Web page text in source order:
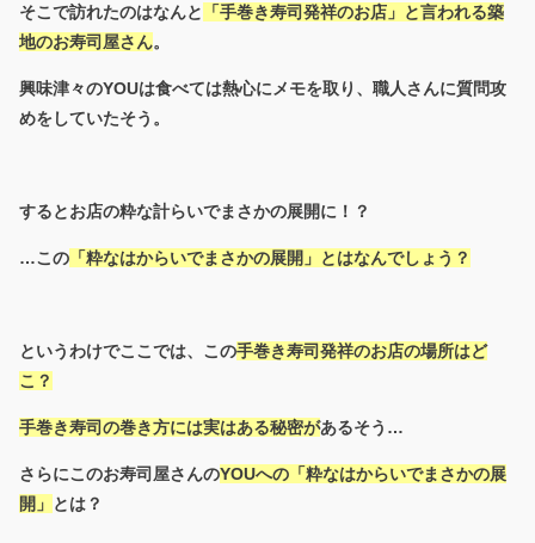
そこで訪れたのはなんと
「手巻き寿司発祥のお店」と言われる築
地のお寿司屋さん。
興味津々のYOUは食べては熱心にメモを取り、職人さんに質問攻
めをしていたそう。
するとお店の粋な計らいでまさかの展開に！？
…この 「粋なはからいでまさかの展開」とはなんでしょう？
というわけでここでは、この手巻き寿司発祥のお店の場所はど
こ？
手巻き寿司の巻き方には実はある秘密があるそう…
さらにこのお寿司屋さんのYOUへの「粋なはからいでまさかの展
開」 とは？